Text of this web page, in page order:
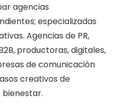
agencias
especializadas
Agencias de PR,
productoras, digitales,
de comunicación
creativos de